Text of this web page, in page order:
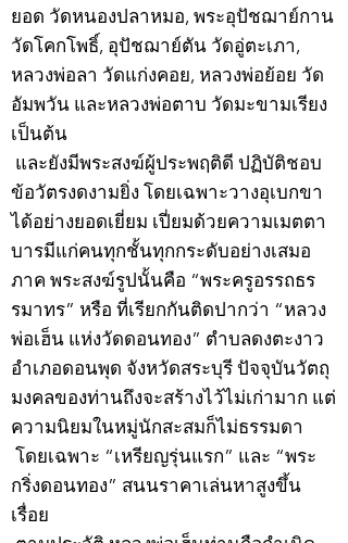
ยอด วัดหนองปลาหมอ, พระอุปัชฌาย์กาน
วัดโคกโพธิ์, อุปัชฌาย์ตัน วัดอู่ตะเภา,
หลวงพ่อลา วัดแก่งคอย, หลวงพ่อย้อย วัด
อัมพวัน และหลวงพ่อตาบ วัดมะขามเรียง
เป็นต้น
และยังมีพระสงฆ์ผู้ประพฤติดี ปฏิบัติชอบ
ข้อวัตรงดงามยิ่ง โดยเฉพาะวางอุเบกขา
ได้อย่างยอดเยี่ยม เปี่ยมด้วยความเมตตา
บารมีแก่คนทุกชั้นทุกกระดับอย่างเสมอ
ภาค พระสงฆ์รูปนั้นคือ “พระครูอรรถธร
รมาทร” หรือ ที่เรียกกันติดปากว่า “หลวง
พ่อเฮ็น แห่งวัดดอนทอง” ตำบลดงตะงาว
อำเภอดอนพุด จังหวัดสระบุรี ปัจจุบันวัตถุ
มงคลของท่านถึงจะสร้างไว้ไม่เก่ามาก แต่
ความนิยมในหมู่นักสะสมก็ไม่ธรรมดา
โดยเฉพาะ “เหรียญรุ่นแรก” และ “พระ
กริ่งดอนทอง” สนนราคาเล่นหาสูงขึ้น
เรื่อย